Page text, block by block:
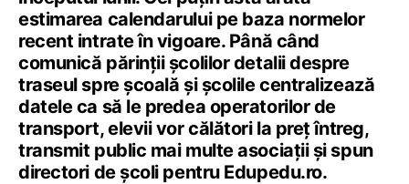
estimarea calendarului pe baza normelor
recent intrate în vigoare. Până când
comunică părinții școlilor detalii despre
traseul spre școală și școlile centralizează
datele ca să le predea operatorilor de
transport, elevii vor călători la preț întreg,
transmit public mai multe asociații și spun
directori de școli pentru Edupedu.ro.